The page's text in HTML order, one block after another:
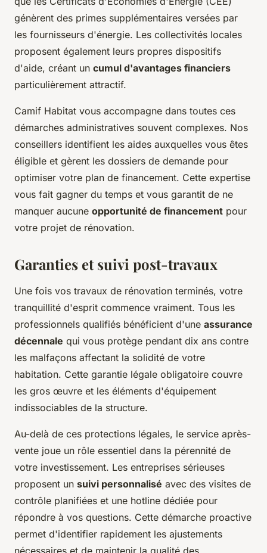
génèrent des primes supplémentaires versées par
les fournisseurs d'énergie. Les collectivités locales
proposent également leurs propres dispositifs
d'aide, créant un cumul d'avantages financiers
particulièrement attractif.
Camif Habitat vous accompagne dans toutes ces
démarches administratives souvent complexes. Nos
conseillers identifient les aides auxquelles vous êtes
éligible et gèrent les dossiers de demande pour
optimiser votre plan de financement. Cette expertise
vous fait gagner du temps et vous garantit de ne
manquer aucune opportunité de financement pour
votre projet de rénovation.
Garanties et suivi post-travaux
Une fois vos travaux de rénovation terminés, votre
tranquillité d'esprit commence vraiment. Tous les
professionnels qualifiés bénéficient d'une assurance
décennale qui vous protège pendant dix ans contre
les malfaçons affectant la solidité de votre
habitation. Cette garantie légale obligatoire couvre
les gros œuvre et les éléments d'équipement
indissociables de la structure.
Au-delà de ces protections légales, le service après-
vente joue un rôle essentiel dans la pérennité de
votre investissement. Les entreprises sérieuses
proposent un suivi personnalisé avec des visites de
contrôle planifiées et une hotline dédiée pour
répondre à vos questions. Cette démarche proactive
permet d'identifier rapidement les ajustements